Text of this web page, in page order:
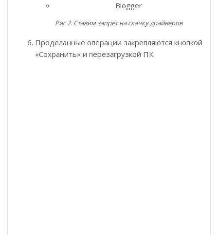
Blogger
Рис 2. Ставим запрет на скачку драйверов
Проделанные операции закрепляются кнопкой
«Сохранить» и перезагрузкой ПК.